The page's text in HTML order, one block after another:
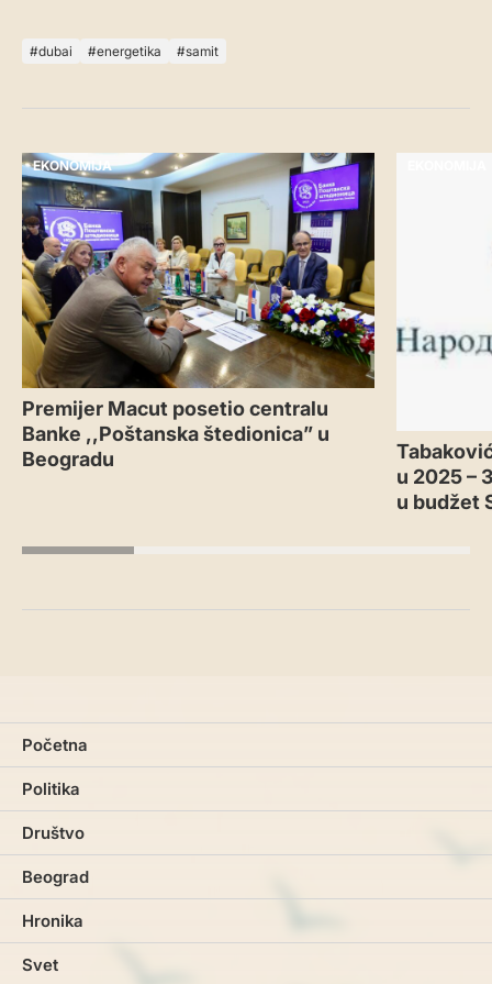
dubai energetika samit
EKONOMIJA
Premijer Macut posetio centralu
Banke ,,Poštanska štedionica” u
Beogradu
u 2025 –
u budžet
Početna
Politika
Društvo
Beograd
Hronika
Svet